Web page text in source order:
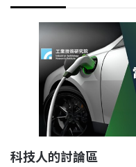
科技人的討論區